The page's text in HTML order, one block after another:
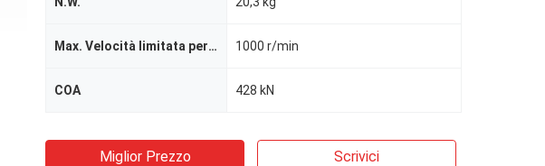
Max. Velocità limitata per la lubrificazione a grasso 1000 r/min
COA 428 kN
Miglior Prezzo Scrivici